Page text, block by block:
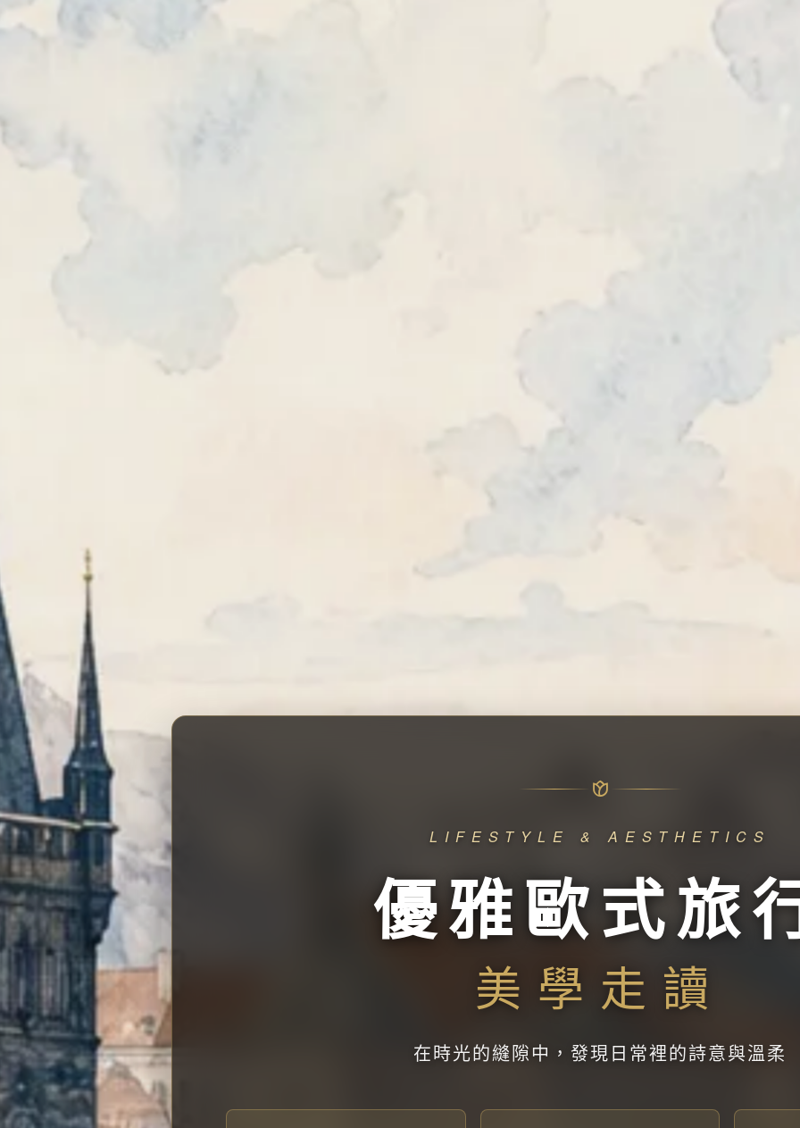
LIFESTYLE & AESTHETICS
優雅歐式旅
美學走讀
在時光的縫隙中，發現日常裡的詩意與溫柔